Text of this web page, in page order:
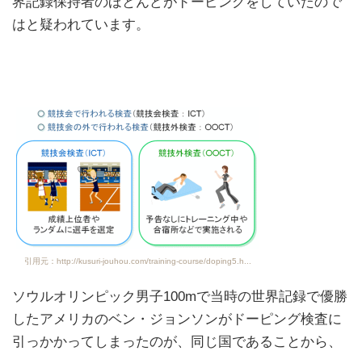
はと疑われています。
引用元：http://kusuri-jouhou.com/training-course/doping5.h...
ソウルオリンピック男子100mで当時の世界記録で優勝
したアメリカのベン・ジョンソンがドーピング検査に
引っかかってしまったのが、同じ国であることから、